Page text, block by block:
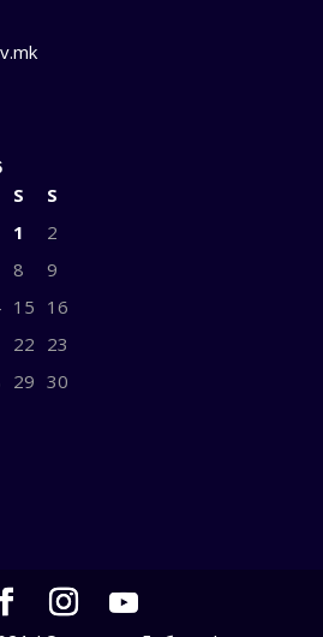
S
S
1
2
8
9
15 16
22 23
29 30